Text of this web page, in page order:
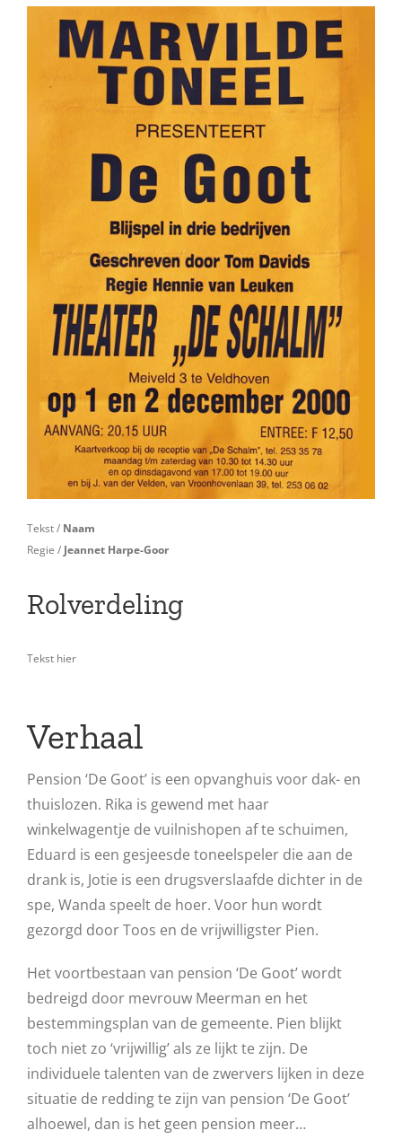
Tekst / Naam
Regie / Jeannet Harpe-Goor
Rolverdeling
Tekst hier
Verhaal
Pension ‘De Goot’ is een opvanghuis voor dak- en
thuislozen. Rika is gewend met haar
winkelwagentje de vuilnishopen af te schuimen,
Eduard is een gesjeesde toneelspeler die aan de
drank is, Jotie is een drugsverslaafde dichter in de
spe, Wanda speelt de hoer. Voor hun wordt
gezorgd door Toos en de vrijwilligster Pien.
Het voortbestaan van pension ‘De Goot’ wordt
bedreigd door mevrouw Meerman en het
bestemmingsplan van de gemeente. Pien blijkt
toch niet zo ‘vrijwillig’ als ze lijkt te zijn. De
individuele talenten van de zwervers lijken in deze
situatie de redding te zijn van pension ‘De Goot’
alhoewel, dan is het geen pension meer…